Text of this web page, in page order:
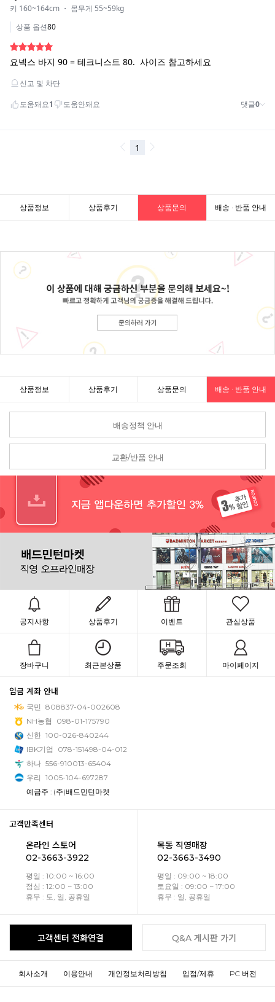
상품정보 상품후기 상품문의 배송 · 반품 안내
상품정보 상품후기 상품문의 배송 · 반품 안내
배송정책 안내
교환/반품 안내
공지사항 상품후기 이벤트 관심상품
장바구니 최근본상품 주문조회 마이페이지
입금 계좌 안내
국민 808837-04-002608
NH농협
098-01-175790
신한 100-026-840244
IBK기업
078-151498-04-012
하나 556-910013-65404
우리 1005-104-697287
예금주 : (주)배드민턴마켓
고객만족센터
온라인 스토어
02-3663-3922
평일 : 10:00 ~ 16:00
점심 : 12:00 ~ 13:00
휴무 : 토, 일, 공휴일
목동 직영매장
02-3663-3490
평일 : 09:00 ~ 18:00
토요일 : 09:00 ~ 17:00
휴무 : 일, 공휴일
고객센터 전화연결 Q&A 게시판 가기
회사소개 이용안내 개인정보처리방침 입점/제휴 PC 버전